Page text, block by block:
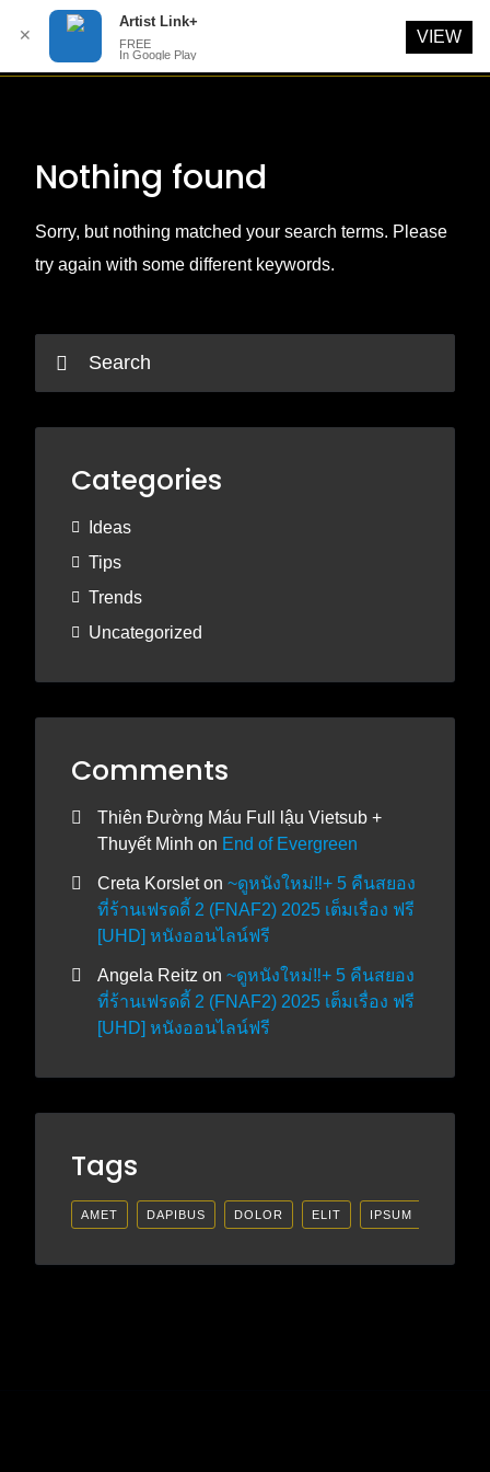
Nothing found
Sorry, but nothing matched your search terms. Please
try again with some different keywords.
Categories
Ideas
Tips
Trends
Uncategorized
Comments
Thiên Đường Máu Full lậu Vietsub +
Thuyết Minh on End of Evergreen
Creta Korsleton ~ดูหนังใหม่‼️+ 5 คืนสยอง
ที่ร้านเฟรดดี้ 2 (FNAF2) 2025 เต็มเรื่อง ฟรี
[UHD] หนังออนไลน์ฟรี
Angela Reitz on ~ดูหนังใหม่‼️+ 5 คืนสยอง
ที่ร้านเฟรดดี้ 2 (FNAF2) 2025 เต็มเรื่อง ฟรี
[UHD] หนังออนไลน์ฟรี
Tags
AMET DAPIBUS DOLOR ELIT IPSUM
✕
Artist Link+
FREE
In Google Play
VIEW